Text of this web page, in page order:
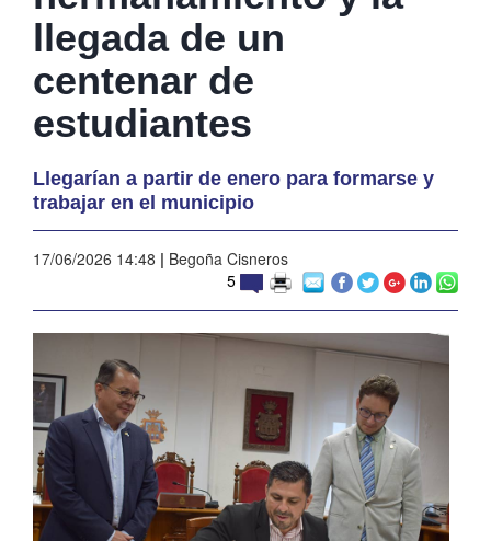
llegada de un
centenar de
estudiantes
Llegarían a partir de enero para formarse y
trabajar en el municipio
17/06/2026 14:48 | Begoña Cisneros
5